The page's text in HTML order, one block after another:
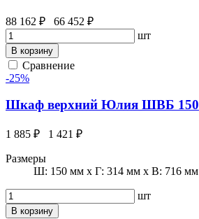
88 162 ₽
66 452 ₽
шт
В корзину
Сравнение
-25%
Шкаф верхний Юлия ШВБ 150
1 885 ₽ 1 421 ₽
Размеры
Ш: 150 мм x Г: 314 мм x В: 716 мм
шт
В корзину